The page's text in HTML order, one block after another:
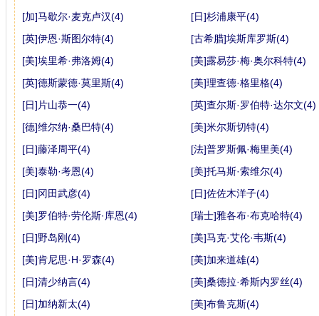
[加]马歇尔·麦克卢汉(4)
[日]杉浦康平(4)
[英]伊恩·斯图尔特(4)
[古希腊]埃斯库罗斯(4)
[美]埃里希·弗洛姆(4)
[美]露易莎·梅·奥尔科特(4)
[英]德斯蒙德·莫里斯(4)
[美]理查德·格里格(4)
[日]片山恭一(4)
[英]查尔斯·罗伯特·达尔文(4)
[德]维尔纳·桑巴特(4)
[美]米尔斯切特(4)
[日]藤泽周平(4)
[法]普罗斯佩·梅里美(4)
[美]泰勒·考恩(4)
[美]托马斯·索维尔(4)
[日]冈田武彦(4)
[日]佐佐木洋子(4)
[美]罗伯特·劳伦斯·库恩(4)
[瑞士]雅各布·布克哈特(4)
[日]野岛刚(4)
[美]马克·艾伦·韦斯(4)
[美]肯尼思·H·罗森(4)
[美]加来道雄(4)
[日]清少纳言(4)
[美]桑德拉·希斯内罗丝(4)
[日]加纳新太(4)
[美]布鲁克斯(4)